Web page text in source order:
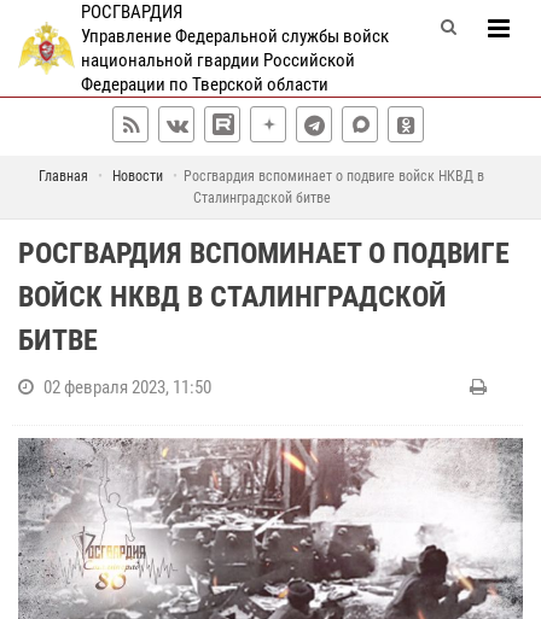
РОСГВАРДИЯ
Управление Федеральной службы войск
национальной гвардии Российской
Федерации по Тверской области
Главная Новости
Росгвардия вспоминает о подвиге войск НКВД в
Сталинградской битве
РОСГВАРДИЯ ВСПОМИНАЕТ О ПОДВИГЕ
ВОЙСК НКВД В СТАЛИНГРАДСКОЙ
БИТВЕ
02 февраля 2023, 11:50